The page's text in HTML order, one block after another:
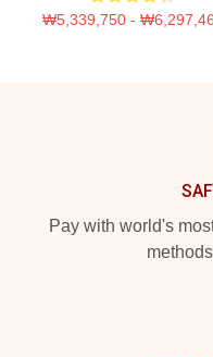
₩5,339,750 -
Pay with world's